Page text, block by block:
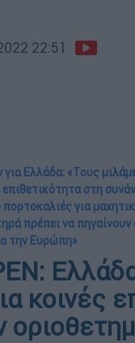
22:51
για Ελλάδα: «Τους
στη
για
πρέπει να
την Ευρώπη»
κοινές